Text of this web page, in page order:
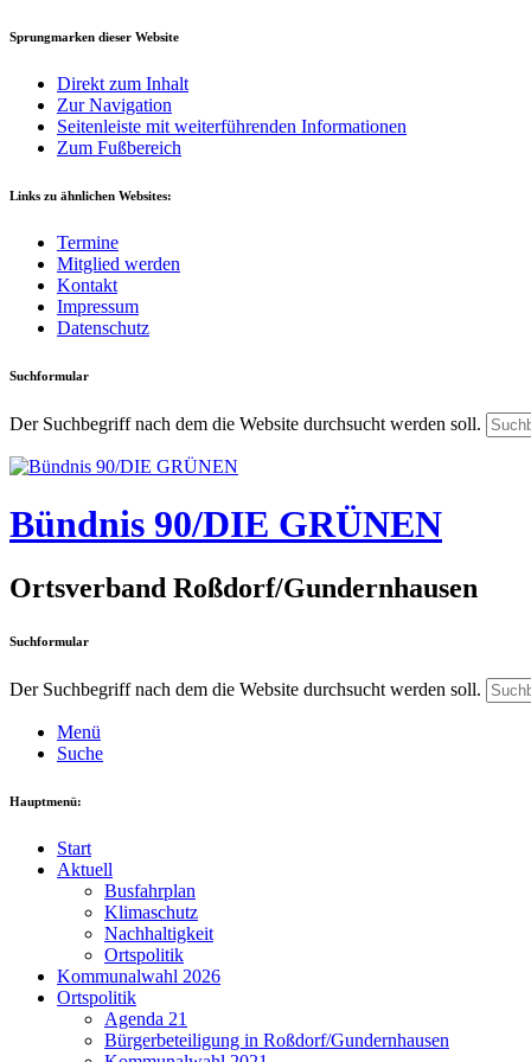
Sprungmarken dieser Website
Direkt zum Inhalt
Zur Navigation
Seitenleiste mit weiterführenden Informationen
Zum Fußbereich
Links zu ähnlichen Websites:
Termine
Mitglied werden
Kontakt
Impressum
Datenschutz
Suchformular
Der Suchbegriff nach dem die Website durchsucht werden soll.
Bündnis 90/DIE GRÜNEN
Ortsverband Roßdorf/Gundernhausen
Suchformular
Der Suchbegriff nach dem die Website durchsucht werden soll.
Menü
Suche
Hauptmenü:
Start
Aktuell
Busfahrplan
Klimaschutz
Nachhaltigkeit
Ortspolitik
Kommunalwahl 2026
Ortspolitik
Agenda 21
Bürgerbeteiligung in Roßdorf/Gundernhausen